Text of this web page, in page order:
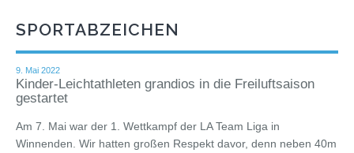
SPORTABZEICHEN
9. Mai 2022
Kinder-Leichtathleten grandios in die Freiluftsaison
gestartet
Am 7. Mai war der 1. Wettkampf der LA Team Liga in
Winnenden. Wir hatten großen Respekt davor, denn neben 40m